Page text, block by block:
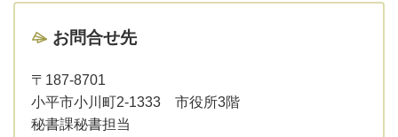
お問合せ先
〒187-8701
小平市小川町2-1333 市役所3階
秘書課秘書担当